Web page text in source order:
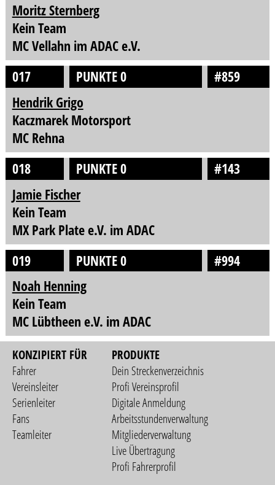
Moritz Sternberg
Kein Team
MC Vellahn im ADAC e.V.
017
PUNKTE 0
#859
Hendrik Grigo
Kaczmarek Motorsport
MC Rehna
018
PUNKTE 0
#143
Jamie Fischer
Kein Team
MX Park Plate e.V. im ADAC
019
PUNKTE 0
#994
Noah Henning
Kein Team
MC Lübtheen e.V. im ADAC
KONZIPIERT FÜR
Fahrer
Vereinsleiter
Serienleiter
Fans
Teamleiter
PRODUKTE
Dein Streckenverzeichnis
Profi Vereinsprofil
Digitale Anmeldung
Arbeitsstundenverwaltung
Mitgliederverwaltung
Live Übertragung
Profi Fahrerprofil